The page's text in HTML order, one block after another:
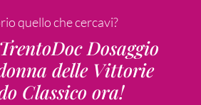
quello che cercavi?
Dosaggio
delle Vittorie
Classico ora!